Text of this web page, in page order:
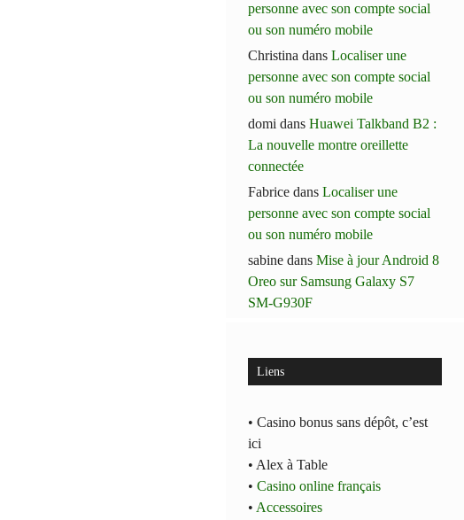
personne avec son compte social
ou son numéro mobile
Christina dansLocaliser une
personne avec son compte social
ou son numéro mobile
domi dansHuawei Talkband B2 :
La nouvelle montre oreillette
connectée
Fabrice dansLocaliser une
personne avec son compte social
ou son numéro mobile
sabine dansMise à jour Android 8
Oreo sur Samsung Galaxy S7
SM-G930F
Liens
• Casino bonus sans dépôt, c’est
ici
• Alex à Table
•Casino online français
• Accessoires